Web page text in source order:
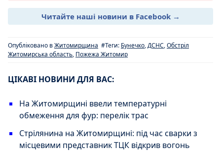
Читайте наші новини в Facebook →
Опубліковано вЖитомирщина #Теги: Бунечко,ДСНС,Обстріл
Житомирська область, Пожежа Житомир
ЦІКАВІ НОВИНИ ДЛЯ ВАС:
На Житомирщині ввели температурні
обмеження для фур: перелік трас
Стрілянина на Житомирщині: під час сварки з
місцевими представник ТЦК відкрив вогонь